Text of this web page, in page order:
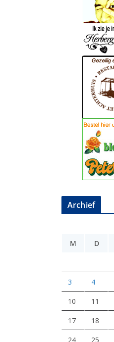
Archief
M
D
3 4
10 11
17 18
24 25